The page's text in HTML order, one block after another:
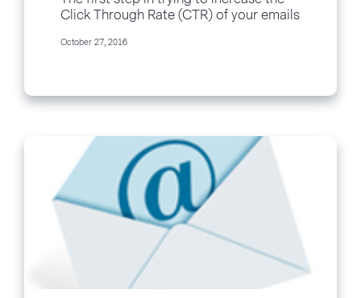
Click Through Rate (CTR) of your emails
October 27, 2016